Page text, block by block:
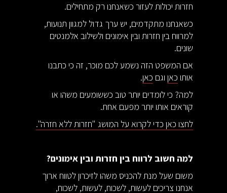
חזרות יכולות לעזור כשאנחנו רק מתחילים.
כשאנחנו מתקדמים, יש ערך גדול למגוון תנועות,
למרווח בין חזרות ובין אימונים ולשילוב אלמנטים
שונים.
אם המשפט הזה נשמע לכם מוכר, זה כי כתבנו
אותו כאן וגם כאן.
למה? כי לומדים יותר טוב כששומעים משהו או
קוראים אותו יותר מפעם אחת.
לחצו כאן כדי לקרוא על המושג "חזרות ללא חזרה".
למה חשוב לרווח בין חזרות ובין אימונים?
משום שעל מנת להכניס משהו לזיכרון לטווח ארוך
אנחנו צריכים לעשות, לשכוח, לעשות, לשכוח,